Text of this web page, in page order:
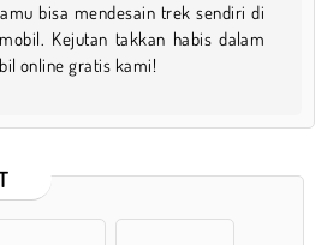
bisa mendesain trek sendiri di
Kejutan takkan habis dalam
online gratis kami!